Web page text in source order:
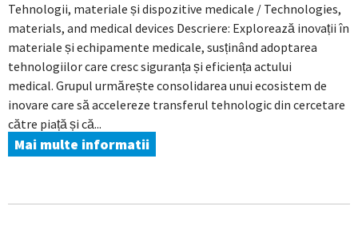
Tehnologii, materiale și dispozitive medicale / Technologies,
materials, and medical devices Descriere: Explorează inovații în
materiale și echipamente medicale, susținând adoptarea
tehnologiilor care cresc siguranța și eficiența actului
medical. Grupul urmărește consolidarea unui ecosistem de
inovare care să accelereze transferul tehnologic din cercetare
către piață și că...
Mai multe informatii